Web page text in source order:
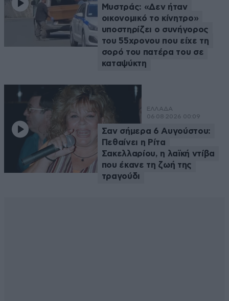
Μυστράς: «Δεν ήταν
οικονομικό το κίνητρο»
υποστηρίζει ο συνήγορος
του 55χρονου που είχε τη
σορό του πατέρα του σε
καταψύκτη
ΕΛΛΑΔΑ
06·08·2026 00:09
Σαν σήμερα 6 Αυγούστου:
Πεθαίνει η Ρίτα
Σακελλαρίου, η λαϊκή ντίβα
που έκανε τη ζωή της
τραγούδι